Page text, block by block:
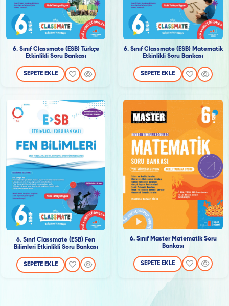
6. Sınıf Classmate (ESB) Türkçe
Etkinlikli Soru Bankası
SEPETE EKLE
6. Sınıf Classmate (ESB) Matematik
Etkinlikli Soru Bankası
SEPETE EKLE
6. Sınıf Classmate (ESB) Fen
Bilimleri Etkinlikli Soru Bankası
SEPETE EKLE
6. Sınıf Master Matematik Soru
Bankası
SEPETE EKLE